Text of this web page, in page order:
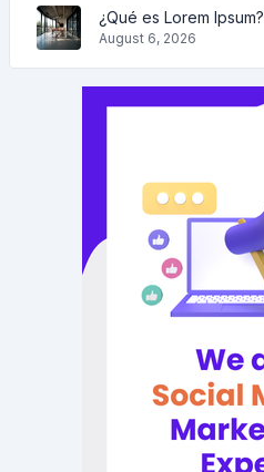
¿Qué es Lorem Ipsum?
August 6, 2026